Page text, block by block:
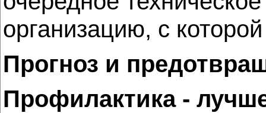
организацию, с
Прогноз и
Профилактика -